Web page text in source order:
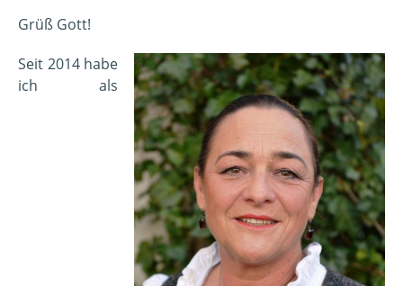
Grüß Gott!
Seit 2014 habe
ich als